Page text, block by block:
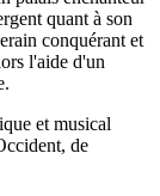
quant à son
conquérant et
l'aide d'un
et musical
de